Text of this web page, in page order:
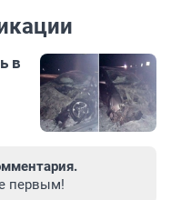
в
первым!